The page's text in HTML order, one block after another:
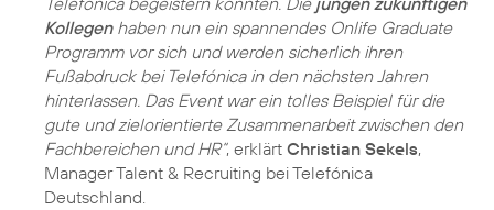
Kollegenhaben nun ein spannendes Onlife Graduate
Programm vor sich und werden sicherlich ihren
Fußabdruck bei Telefónica in den nächsten Jahren
hinterlassen. Das Event war ein tolles Beispiel für die
gute und zielorientierte Zusammenarbeit zwischen den
Fachbereichen und HR“, erklärt Christian Sekels,
Manager Talent & Recruiting bei Telefónica
Deutschland.